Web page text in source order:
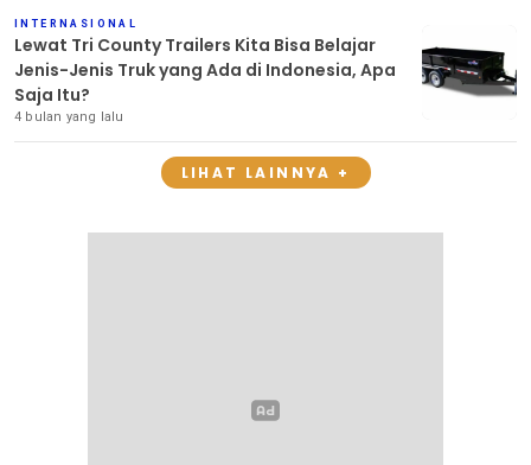
INTERNASIONAL
Lewat Tri County Trailers Kita Bisa Belajar
Jenis-Jenis Truk yang Ada di Indonesia, Apa
Saja Itu?
4 bulan yang lalu
LIHAT LAINNYA +